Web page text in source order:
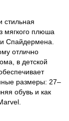
стильная
мягкого плюша
Спайдермена.
отлично
в детской
размеры: 27–
обувь и как